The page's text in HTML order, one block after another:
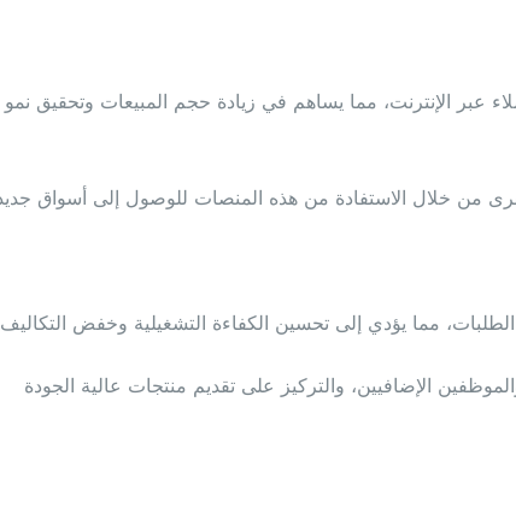
عبر الإنترنت، مما يساهم في زيادة حجم المبيعات وتحقيق نمو
من خلال الاستفادة من هذه المنصات للوصول إلى أسواق
مما يؤدي إلى تحسين الكفاءة التشغيلية وخفض
الإضافيين، والتركيز على تقديم منتجات عالية الجودة